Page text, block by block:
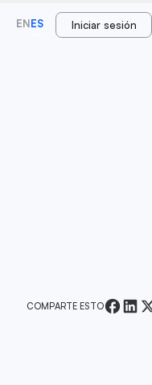
ENES Iniciar sesión
COMPARTE ESTO